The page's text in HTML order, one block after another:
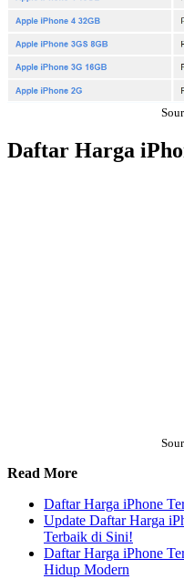
Daftar Harga
Read More
Daftar Harga iPhone
Update Daftar Harga
Terbaik di Sini!
Daftar Harga iPhone
Hidup Modern